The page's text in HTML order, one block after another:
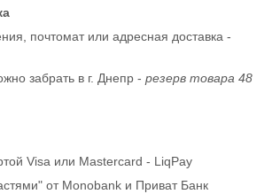
почтомат или адресная доставка -
забрать в г. Днепр - резерв товара 48
Visa или Mastercard - LiqPay
от Monobank и Приват Банк